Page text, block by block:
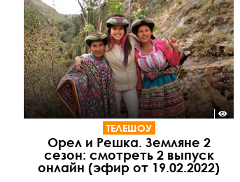
ТЕЛЕШОУ
Орел и Решка. Земляне 2
сезон: смотреть 2 выпуск
онлайн (эфир от 19.02.2022)